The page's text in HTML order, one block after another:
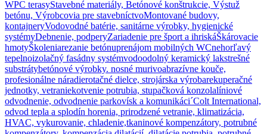
WPC terasyStavebné materiály, Betónové konštrukcie, Výstuž
betónu, Výrobcovia pre stavebníctvoMontované budovy,
kontajneryVodovodné batérie, sanitárne výrobky, hygienické
systémyDebnenie, podperyZariadenie pre šport a ihriskáŠkárovacie
hmotyŠkoleniarezanie betónuprenájom mobilných WCnehorľavý
tepelnoizolačný fasádny systémvodoodolný keramický lakstrešné
substrátybetónové výrobky. nosné murivoabrazívne kouče,
profesionálne náradierotačné dielce, strojárska výrobarekuperačné
jednotky, vetraniekotvenie potrubia, stupačková konzolalíniové
odvodnenie, odvodnenie parkovísk a komunikáci´Colt International,
odvod tepla a splodín horenia, prirodzené vetranie, klimatizácia,
HVAC, vykurovanie, chladenie,tkaninové kompenzátory, potrubné